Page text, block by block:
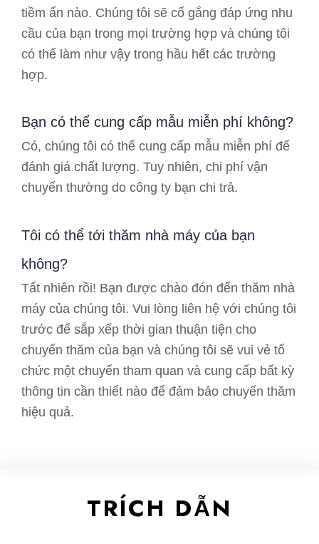
tiềm ẩn nào. Chúng tôi sẽ cố gắng đáp ứng nhu
cầu của bạn trong mọi trường hợp và chúng tôi
có thể làm như vậy trong hầu hết các trường
hợp.
Bạn có thể cung cấp mẫu miễn phí không?
Có, chúng tôi có thể cung cấp mẫu miễn phí để
đánh giá chất lượng. Tuy nhiên, chi phí vận
chuyển thường do công ty bạn chi trả.
Tôi có thể tới thăm nhà máy của bạn
không?
Tất nhiên rồi! Bạn được chào đón đến thăm nhà
máy của chúng tôi. Vui lòng liên hệ với chúng tôi
trước để sắp xếp thời gian thuận tiện cho
chuyến thăm của bạn và chúng tôi sẽ vui vẻ tổ
chức một chuyến tham quan và cung cấp bất kỳ
thông tin cần thiết nào để đảm bảo chuyến thăm
hiệu quả.
TRÍCH DẪN